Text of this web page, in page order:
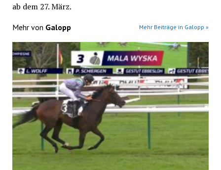
ab dem 27. März.
Mehr von Galopp Mehr Beiträge in Galopp »